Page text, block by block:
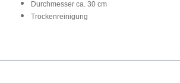
Durchmesser ca. 30 cm
Trockenreinigung